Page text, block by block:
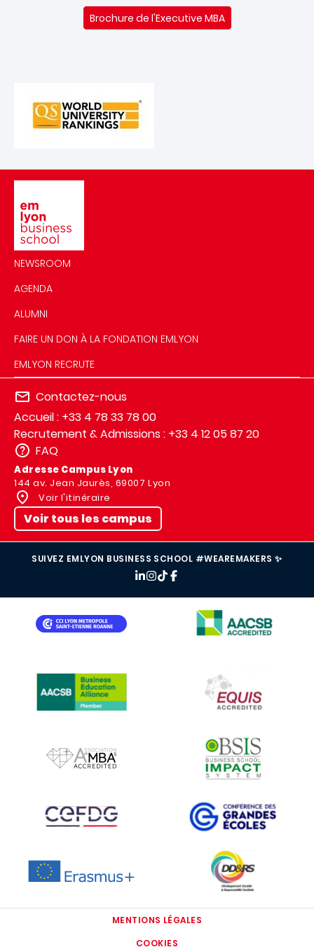
Brochure de l'Executive MBA
NEWSROOM
AGENDA
ALUMNI
FAIRE UN DON À LA FONDATION EMLYON
EMLYON RECRUTE
Contactez-nous
Accueil : +33 4 78 33 78 00
Recrutement & Admissions : +33 4 12 05 87 20
FAQ
Adresse Campus Lyon
144 av. Jean Jaurès, 69007 Lyon
Voir l'itinéraire
Voir tous les campus
SUIVEZ EMLYON BUSINESS SCHOOL #WEAREMAKERS ✨
IMAGE
IMAGE
IMAGE
IMAGE
IMAGE IMAGE
MENTIONS LÉGALES
COOKIES